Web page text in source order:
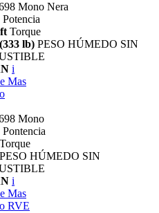
Mono Nera
Potencia
Torque
lb) PESO HÚMEDO SIN
i
Mas
Mono
Pontencia
Torque
PESO HÚMEDO SIN
i
Mas
RVE